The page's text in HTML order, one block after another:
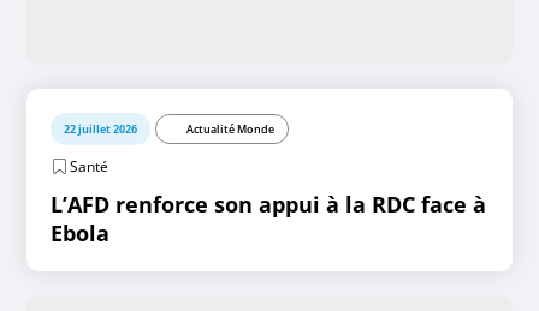
22 juillet 2026 Actualité Monde
Santé
L’AFD renforce son appui à la RDC face à
Ebola